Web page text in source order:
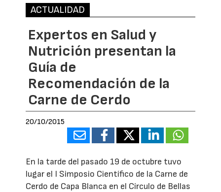
ACTUALIDAD
Expertos en Salud y
Nutrición presentan la
Guía de
Recomendación de la
Carne de Cerdo
20/10/2015
En la tarde del pasado 19 de octubre tuvo
lugar el I Simposio Científico de la Carne de
Cerdo de Capa Blanca en el Círculo de Bellas